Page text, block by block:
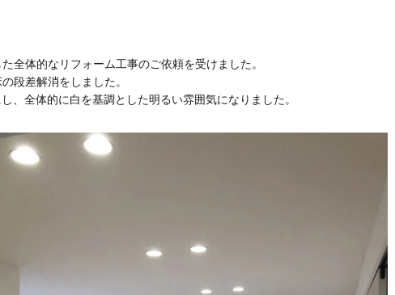
全体的なリフォーム工事のご依頼を受けました。
段差解消をしました。
、全体的に白を基調とした明るい雰囲気になりました。